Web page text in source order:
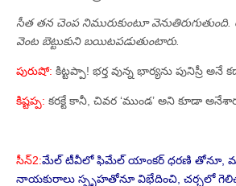
సీత తన చెంప నిమురుకుంటూ
వెంట బెట్టుకుని బయిటపడుతుంటారు.
పురుషో: కిట్టప్పా! భర్త వున్న భార్యను పునిస్రీ
కిష్టప్ప: కరక్టే కానీ, చివర ‘ముండ’ అని కూడా
సీన్‌2:మేల్‌ టీవీలో ఫిమేల్‌ యాంకర్‌ ధరణి తోనూ,
నాయకురాలు స్పృహతోనూ విభేదించి, చర్చలో